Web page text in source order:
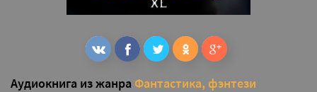
Аудиокнига из жанра Фантастика, фэнтези